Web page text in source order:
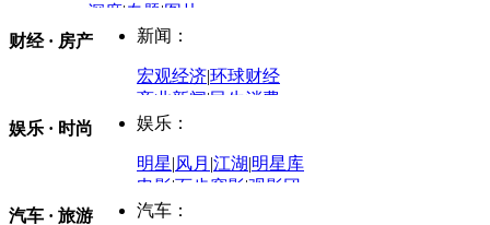
深度|专题|图片
中国政要资料库
评论：
时事开讲
军事：
中国军情|环球军情
财经 · 房产 新闻：
宏观经济|环球财经
商业新闻|民生消费
商业评论|宏观分析
金融观察
娱乐 · 时尚 娱乐：
明星|风月 |江湖|明星库
电影|百步穿影|观影团
星座 塔罗
汽车 · 旅游 汽车：